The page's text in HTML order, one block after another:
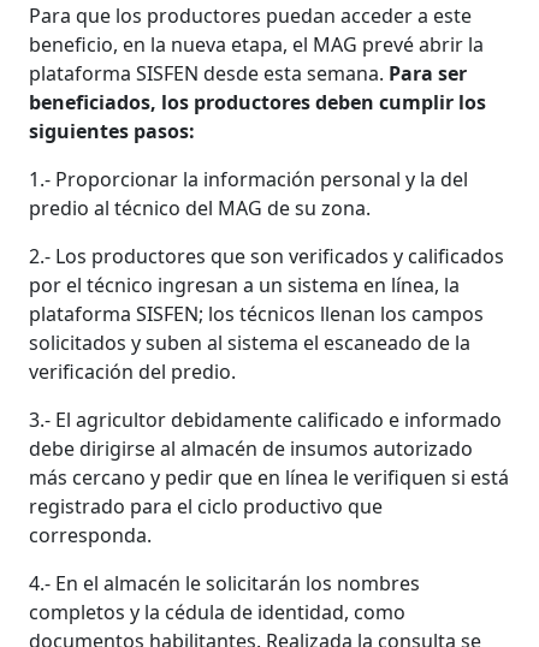
Para que los productores puedan acceder a este
beneficio, en la nueva etapa, el MAG prevé abrir la
plataforma SISFEN desde esta semana. Para ser
beneficiados, los productores deben cumplir los
siguientes pasos:
1.- Proporcionar la información personal y la del
predio al técnico del MAG de su zona.
2.- Los productores que son verificados y calificados
por el técnico ingresan a un sistema en línea, la
plataforma SISFEN; los técnicos llenan los campos
solicitados y suben al sistema el escaneado de la
verificación del predio.
3.- El agricultor debidamente calificado e informado
debe dirigirse al almacén de insumos autorizado
más cercano y pedir que en línea le verifiquen si está
registrado para el ciclo productivo que
corresponda.
4.- En el almacén le solicitarán los nombres
completos y la cédula de identidad, como
documentos habilitantes. Realizada la consulta se